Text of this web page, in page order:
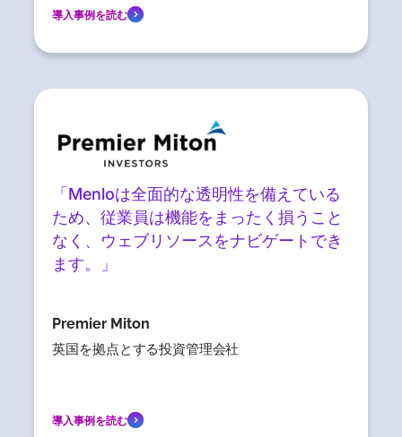
導入事例を読む
「Menloは全面的な透明性を備えている
ため、従業員は機能をまったく損うこと
なく、ウェブリソースをナビゲートでき
ます。」
Premier Miton
英国を拠点とする投資管理会社
導入事例を読む